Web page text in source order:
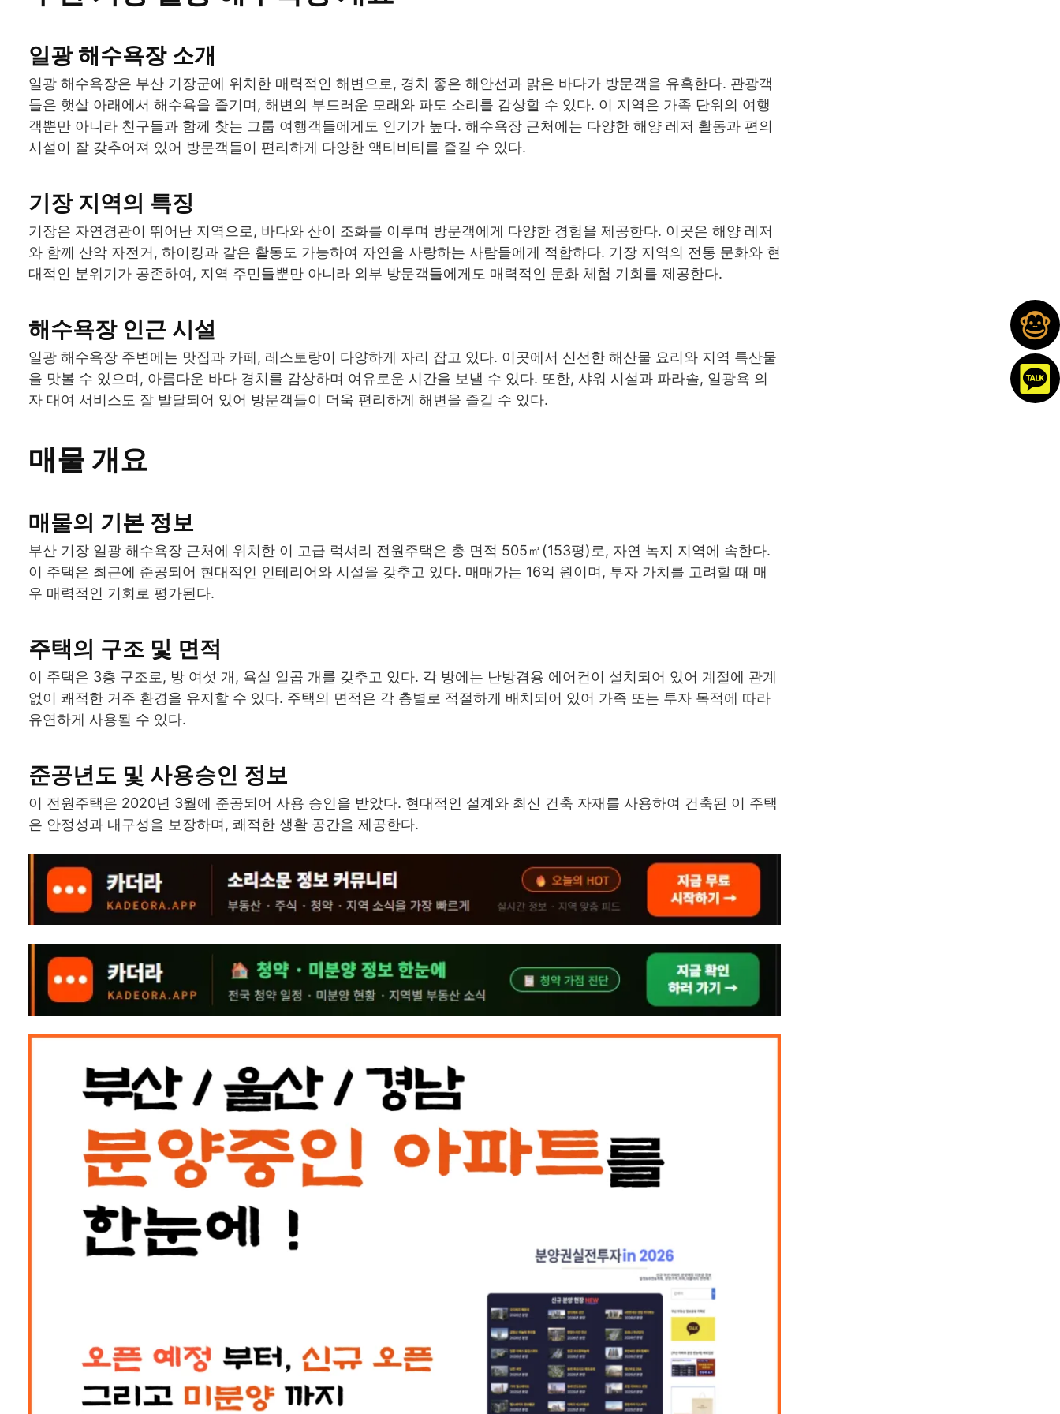
일광 해수욕장 소개
일광 해수욕장은 부산 기장군에 위치한 매력적인 해변으로, 경치 좋은 해안선과 맑은 바다가 방문객을 유혹한다. 관광객
들은 햇살 아래에서 해수욕을 즐기며, 해변의 부드러운 모래와 파도 소리를 감상할 수 있다. 이 지역은 가족 단위의 여행
객뿐만 아니라 친구들과 함께 찾는 그룹 여행객들에게도 인기가 높다. 해수욕장 근처에는 다양한 해양 레저 활동과 편의
시설이 잘 갖추어져 있어 방문객들이 편리하게 다양한 액티비티를 즐길 수 있다.
기장 지역의 특징
기장은 자연경관이 뛰어난 지역으로, 바다와 산이 조화를 이루며 방문객에게 다양한 경험을 제공한다. 이곳은 해양 레저
와 함께 산악 자전거, 하이킹과 같은 활동도 가능하여 자연을 사랑하는 사람들에게 적합하다. 기장 지역의 전통 문화와 현
대적인 분위기가 공존하여, 지역 주민들뿐만 아니라 외부 방문객들에게도 매력적인 문화 체험 기회를 제공한다.
해수욕장 인근 시설
일광 해수욕장 주변에는 맛집과 카페, 레스토랑이 다양하게 자리 잡고 있다. 이곳에서 신선한 해산물 요리와 지역 특산물
을 맛볼 수 있으며, 아름다운 바다 경치를 감상하며 여유로운 시간을 보낼 수 있다. 또한, 샤워 시설과 파라솔, 일광욕 의
자 대여 서비스도 잘 발달되어 있어 방문객들이 더욱 편리하게 해변을 즐길 수 있다.
매물 개요
매물의 기본 정보
부산 기장 일광 해수욕장 근처에 위치한 이 고급 럭셔리 전원주택은 총 면적 505㎡(153평)로, 자연 녹지 지역에 속한다.
이 주택은 최근에 준공되어 현대적인 인테리어와 시설을 갖추고 있다. 매매가는 16억 원이며, 투자 가치를 고려할 때 매
우 매력적인 기회로 평가된다.
주택의 구조 및 면적
이 주택은 3층 구조로, 방 여섯 개, 욕실 일곱 개를 갖추고 있다. 각 방에는 난방겸용 에어컨이 설치되어 있어 계절에 관계
없이 쾌적한 거주 환경을 유지할 수 있다. 주택의 면적은 각 층별로 적절하게 배치되어 있어 가족 또는 투자 목적에 따라
유연하게 사용될 수 있다.
준공년도 및 사용승인 정보
이 전원주택은 2020년 3월에 준공되어 사용 승인을 받았다. 현대적인 설계와 최신 건축 자재를 사용하여 건축된 이 주택
은 안정성과 내구성을 보장하며, 쾌적한 생활 공간을 제공한다.